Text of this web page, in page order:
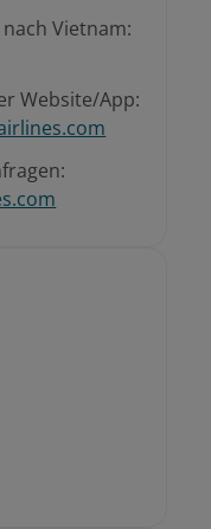
Vietnam:
Website/App: